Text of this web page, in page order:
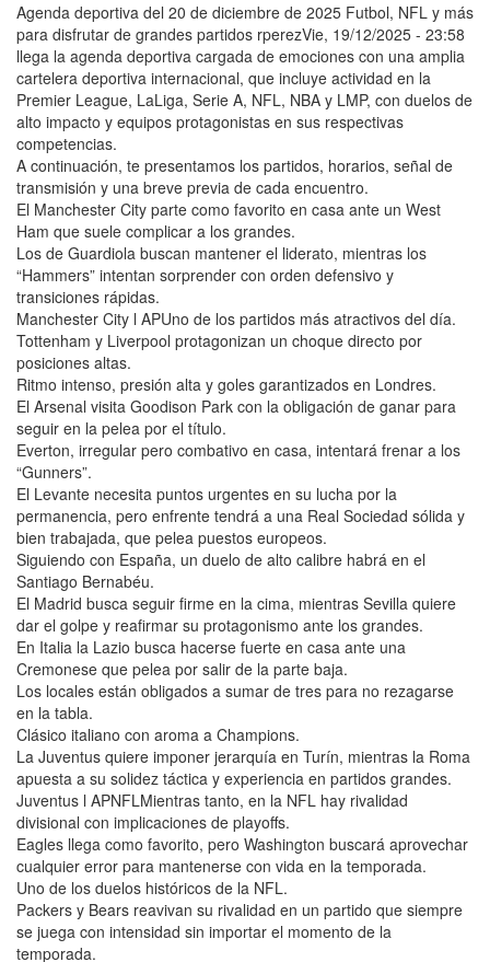
Agenda deportiva del 20 de diciembre de 2025 Futbol, NFL y más
para disfrutar de grandes partidos rperezVie, 19/12/2025 - 23:58
llega la agenda deportiva cargada de emociones con una amplia
cartelera deportiva internacional, que incluye actividad en la
Premier League, LaLiga, Serie A, NFL, NBA y LMP, con duelos de
alto impacto y equipos protagonistas en sus respectivas
competencias.
A continuación, te presentamos los partidos, horarios, señal de
transmisión y una breve previa de cada encuentro.
El Manchester City parte como favorito en casa ante un West
Ham que suele complicar a los grandes.
Los de Guardiola buscan mantener el liderato, mientras los
“Hammers” intentan sorprender con orden defensivo y
transiciones rápidas.
Manchester City l APUno de los partidos más atractivos del día.
Tottenham y Liverpool protagonizan un choque directo por
posiciones altas.
Ritmo intenso, presión alta y goles garantizados en Londres.
El Arsenal visita Goodison Park con la obligación de ganar para
seguir en la pelea por el título.
Everton, irregular pero combativo en casa, intentará frenar a los
“Gunners”.
El Levante necesita puntos urgentes en su lucha por la
permanencia, pero enfrente tendrá a una Real Sociedad sólida y
bien trabajada, que pelea puestos europeos.
Siguiendo con España, un duelo de alto calibre habrá en el
Santiago Bernabéu.
El Madrid busca seguir firme en la cima, mientras Sevilla quiere
dar el golpe y reafirmar su protagonismo ante los grandes.
En Italia la Lazio busca hacerse fuerte en casa ante una
Cremonese que pelea por salir de la parte baja.
Los locales están obligados a sumar de tres para no rezagarse
en la tabla.
Clásico italiano con aroma a Champions.
La Juventus quiere imponer jerarquía en Turín, mientras la Roma
apuesta a su solidez táctica y experiencia en partidos grandes.
Juventus l APNFLMientras tanto, en la NFL hay rivalidad
divisional con implicaciones de playoffs.
Eagles llega como favorito, pero Washington buscará aprovechar
cualquier error para mantenerse con vida en la temporada.
Uno de los duelos históricos de la NFL.
Packers y Bears reavivan su rivalidad en un partido que siempre
se juega con intensidad sin importar el momento de la
temporada.